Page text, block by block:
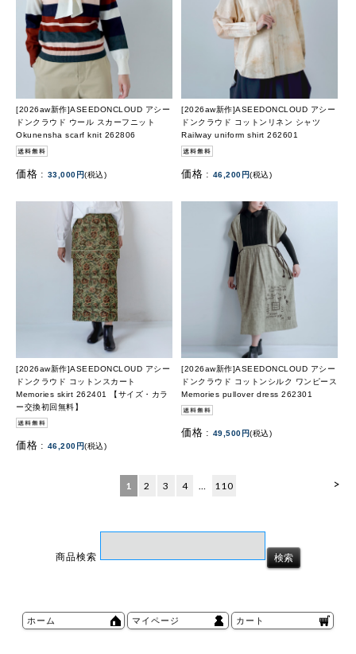
[2026aw新作]ASEEDONCLOUD アシー
ドンクラウド ウール スカーフニット
Okunensha scarf knit 262806
価格 : 33,000円(税込)
[2026aw新作]ASEEDONCLOUD アシー
ドンクラウド コットンリネン シャツ
Railway uniform shirt 262601
価格 : 46,200円(税込)
[2026aw新作]ASEEDONCLOUD アシー
ドンクラウド コットンスカート
Memories skirt 262401 【サイズ・カラ
ー交換初回無料】
価格 : 46,200円(税込)
[2026aw新作]ASEEDONCLOUD アシー
ドンクラウド コットンシルク ワンピース
Memories pullover dress 262301
価格 : 49,500円(税込)
>
1 2 3 4 … 110
商品検索
ホーム マイページ カート